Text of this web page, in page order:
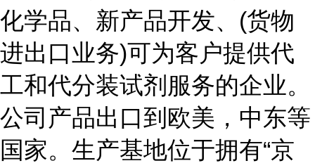
化学品、新产品开发、 (货物
进出口业务)可为客户提供代
工和代分装试剂服务的企业。
公司产品出口到欧美，中东等
国家。生产基地位于拥有“京